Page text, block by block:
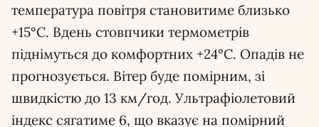
температура повітря становитиме близько
+15°С. Вдень стовпчики термометрів
піднімуться до комфортних +24°С. Опадів не
прогнозується. Вітер буде помірним, зі
швидкістю до 13 км/год. Ультрафіолетовий
індекс сягатиме 6, що вказує на помірний